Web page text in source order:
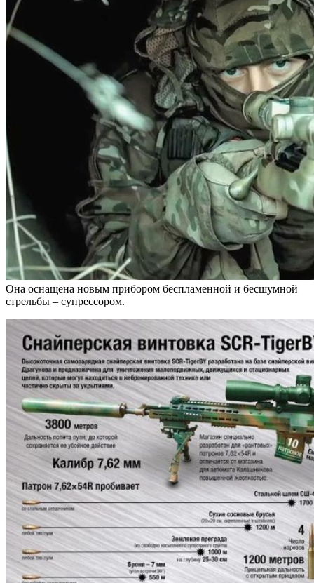
Она оснащена новым прибором беспламенной и бесшумной
стрельбы – супрессором.